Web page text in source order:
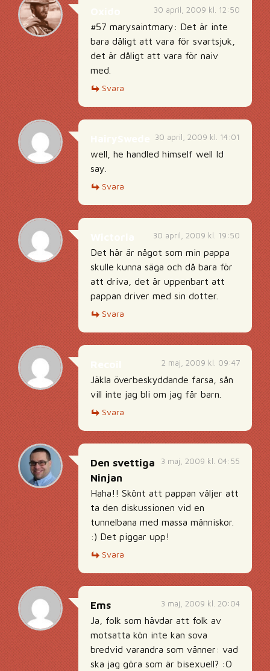
30 april, 2009 kl. 12:50
#57 marysaintmary: Det är inte
bara dåligt att vara för svartsjuk,
det är dåligt att vara för naiv
med.
Svara
30 april, 2009 kl. 14:01
well, he handled himself well Id
say.
Svara
30 april, 2009 kl. 19:50
Det här är något som min pappa
skulle kunna säga och då bara för
att driva, det är uppenbart att
pappan driver med sin dotter.
Svara
2 maj, 2009 kl. 09:47
Jäkla överbeskyddande farsa, sån
vill inte jag bli om jag får barn.
Svara
3 maj, 2009 kl. 04:55
Den svettiga
Ninjan
Haha!! Skönt att pappan väljer att
ta den diskussionen vid en
tunnelbana med massa människor.
:) Det piggar upp!
Svara
3 maj, 2009 kl. 20:04
Ems
Ja, folk som hävdar att folk av
motsatta kön inte kan sova
bredvid varandra som vänner: vad
ska jag göra som är bisexuell? :O